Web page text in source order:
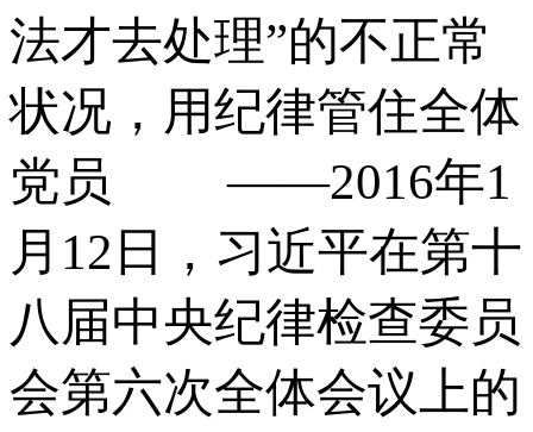
法才去处理”的不正常
状况，用纪律管住全体
党员 ——2016年1
月12日，习近平在第十
八届中央纪律检查委员
会第六次全体会议上的